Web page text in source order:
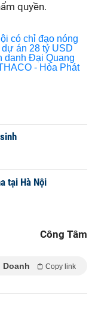
quyền.
tại Hà Nội
Công Tâm
Doanh Copy link